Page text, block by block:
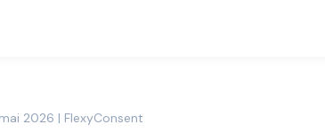
2026 | FlexyConsent